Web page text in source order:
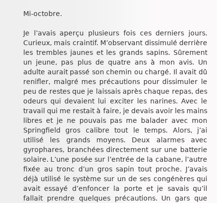
Mi-octobre.
Je l’avais aperçu plusieurs fois ces derniers jours.
Curieux, mais craintif. M’observant dissimulé derrière
les trembles jaunes et les grands sapins. Sûrement
un jeune, pas plus de quatre ans à mon avis. Un
adulte aurait passé son chemin ou chargé. Il avait dû
renifler, malgré mes précautions pour dissimuler le
peu de restes que je laissais après chaque repas, des
odeurs qui devaient lui exciter les narines. Avec le
travail qui me restait à faire, je devais avoir les mains
libres et je ne pouvais pas me balader avec mon
Springfield gros calibre tout le temps. Alors, j’ai
utilisé les grands moyens. Deux alarmes avec
gyrophares, branchées directement sur une batterie
solaire. L’une posée sur l’entrée de la cabane, l’autre
fixée au tronc d’un gros sapin tout proche. J’avais
déjà utilisé le système sur un de ses congénères qui
avait essayé d’enfoncer la porte et je savais qu’il
fallait prendre quelques précautions. Un gars que